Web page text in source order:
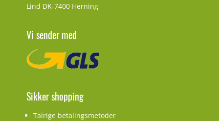
Lind DK-7400 Herning
Vi sender med
Sikker shopping
Talrige betalingsmetoder